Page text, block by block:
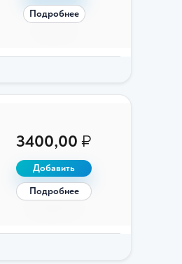
Подробнее
3400,00 ₽
Добавить
Подробнее